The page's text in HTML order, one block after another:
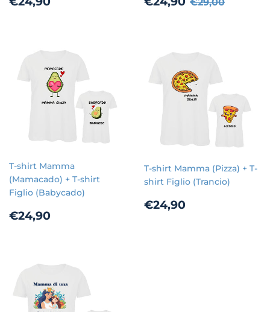
T-shirt Mamma
(Mamacado) + T-shirt
Figlio (Babycado)
Prezzo
€24,90
T-shirt Mamma (Pizza) + T-
shirt Figlio (Trancio)
Prezzo
€24,90